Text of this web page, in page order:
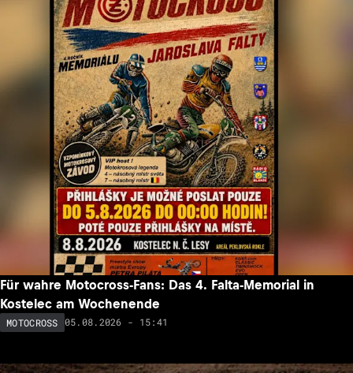
Für wahre Motocross-Fans: Das 4. Falta-Memorial in
Kostelec am Wochenende
MOTOCROSS 05.08.2026 - 15:41